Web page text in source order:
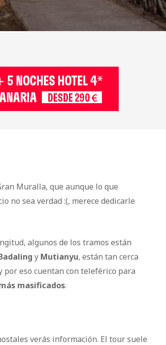
Muralla, que aunque lo que
no sea verdad :(, merece dedicarle
algunos de los tramos están
y Mutianyu, están tan cerca
por eso cuentan con teleférico para
masificados.
verás información. El tour suele